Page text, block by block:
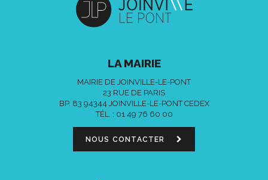
LA MAIRIE
MAIRIE DE JOINVILLE-LE-PONT
23 RUE DE PARIS
BP. 83 94344 JOINVILLE-LE-PONT CEDEX
TÉL. : 01 49 76 60 00
NOUS CONTACTER